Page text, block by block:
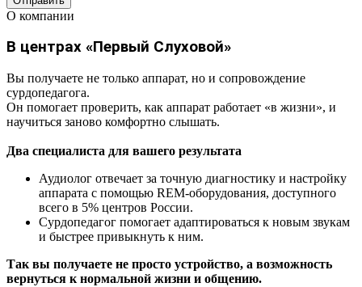
О компании
В центрах «Первый Слуховой»
Вы получаете не только аппарат, но и сопровождение
сурдопедагога.
Он помогает проверить, как аппарат работает «в жизни», и
научиться заново комфортно слышать.
Два специалиста для вашего результата
Аудиолог отвечает за точную диагностику и настройку
аппарата с помощью REM-оборудования, доступного
всего в 5% центров России.
Сурдопедагог помогает адаптироваться к новым звукам
и быстрее привыкнуть к ним.
Так вы получаете не просто устройство, а возможность
вернуться к нормальной жизни и общению.